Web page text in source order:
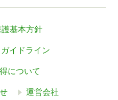
基本方針
イドライン
について
運営会社